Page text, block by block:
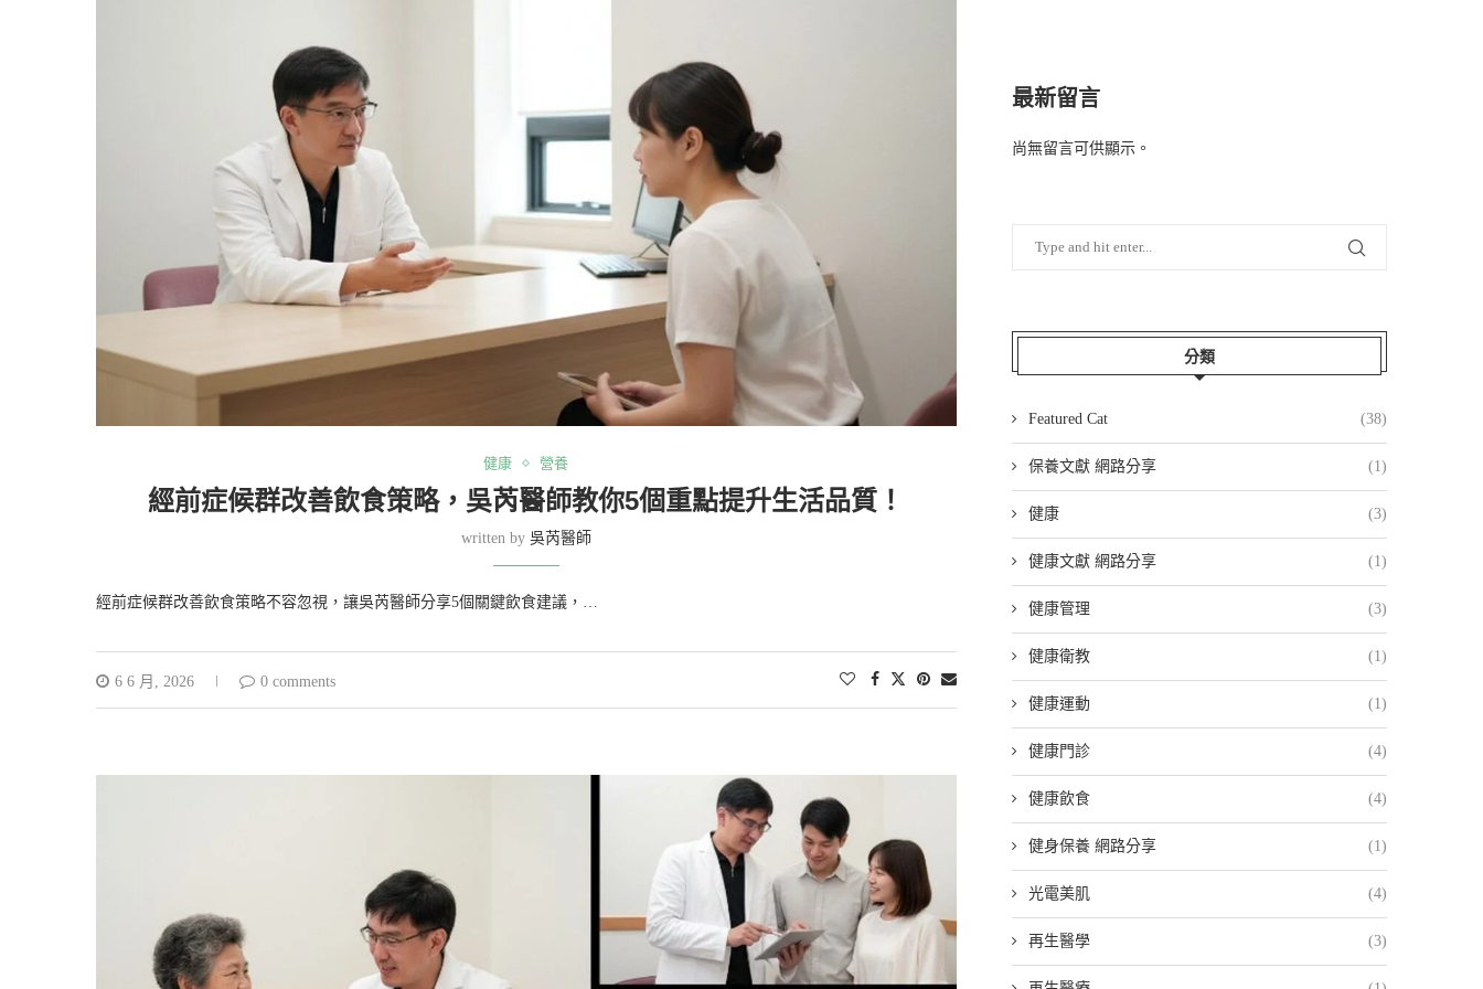
健康 營養
經前症候群改善飲食策略，吳芮醫師教你5個重點提升生活品質！
written by 吳芮醫師
經前症候群改善飲食策略不容忽視，讓吳芮醫師分享5個關鍵飲食建議，…
6 6 月, 2026 0 comments
最新留言
尚無留言可供顯示。
分類
Featured Cat (38)
保養文獻 網路分享 (1)
健康 (3)
健康文獻 網路分享 (1)
健康管理 (3)
健康衛教 (1)
健康運動 (1)
健康門診 (4)
健康飲食 (4)
健身保養 網路分享 (1)
光電美肌 (4)
再生醫學 (3)